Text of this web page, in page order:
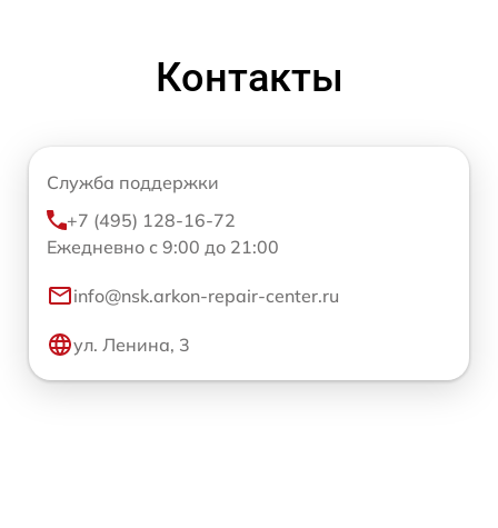
Контакты
Служба поддержки
+7 (495) 128-16-72
Ежедневно с 9:00 до 21:00
info@nsk.arkon-repair-center.ru
ул. Ленина, 3